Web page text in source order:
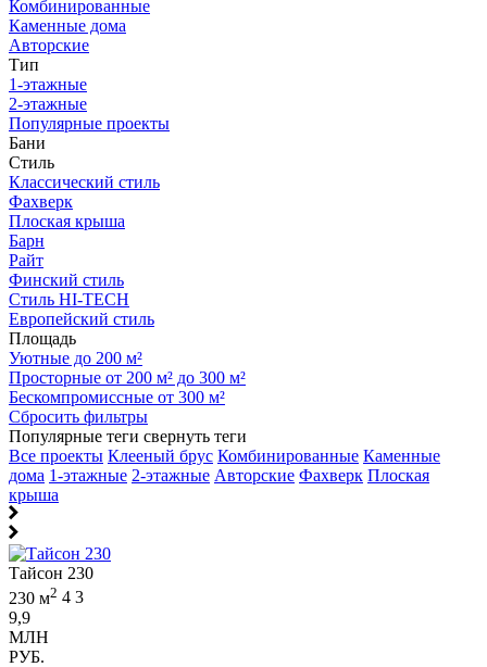
Комбинированные
Каменные дома
Авторские
Тип
1-этажные
2-этажные
Популярные проекты
Бани
Стиль
Классический стиль
Фахверк
Плоская крыша
Барн
Райт
Финский стиль
Стиль HI-TECH
Европейский стиль
Площадь
Уютные до 200 м²
Просторные от 200 м² до 300 м²
Бескомпромиссные от 300 м²
Сбросить фильтры
Популярные теги свернуть теги
Все проекты Клееный брус Комбинированные Каменные
дома 1-этажные 2-этажные Авторские Фахверк Плоская
крыша
Тайсон 230
230 м2 4 3
9,9
МЛН
РУБ.